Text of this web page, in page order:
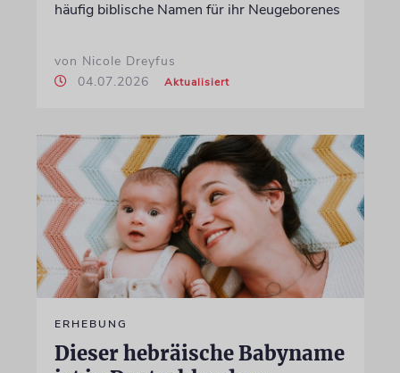
häufig biblische Namen für ihr Neugeborenes
von Nicole Dreyfus
04.07.2026
Aktualisiert
ERHEBUNG
Dieser hebräische Babyname